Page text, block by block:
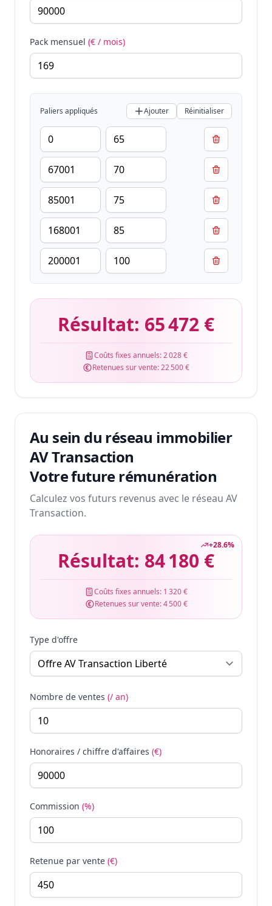
Pack mensuel (€ / mois)
Paliers appliqués Ajouter Réinitialiser
Résultat: 65 472 €
Coûts fixes annuels:2 028 €
Retenues sur vente:22 500 €
Au sein du réseau immobilier
AV Transaction
Votre future rémunération
Calculez vos futurs revenus avec le réseau AV
Transaction.
+28.6%
Résultat: 84 180 €
Coûts fixes annuels: 1 320 €
Retenues sur vente:4 500 €
Type d'offre
Nombre de ventes (/ an)
Honoraires / chiffre d'affaires (€)
Commission (%)
Retenue par vente (€)